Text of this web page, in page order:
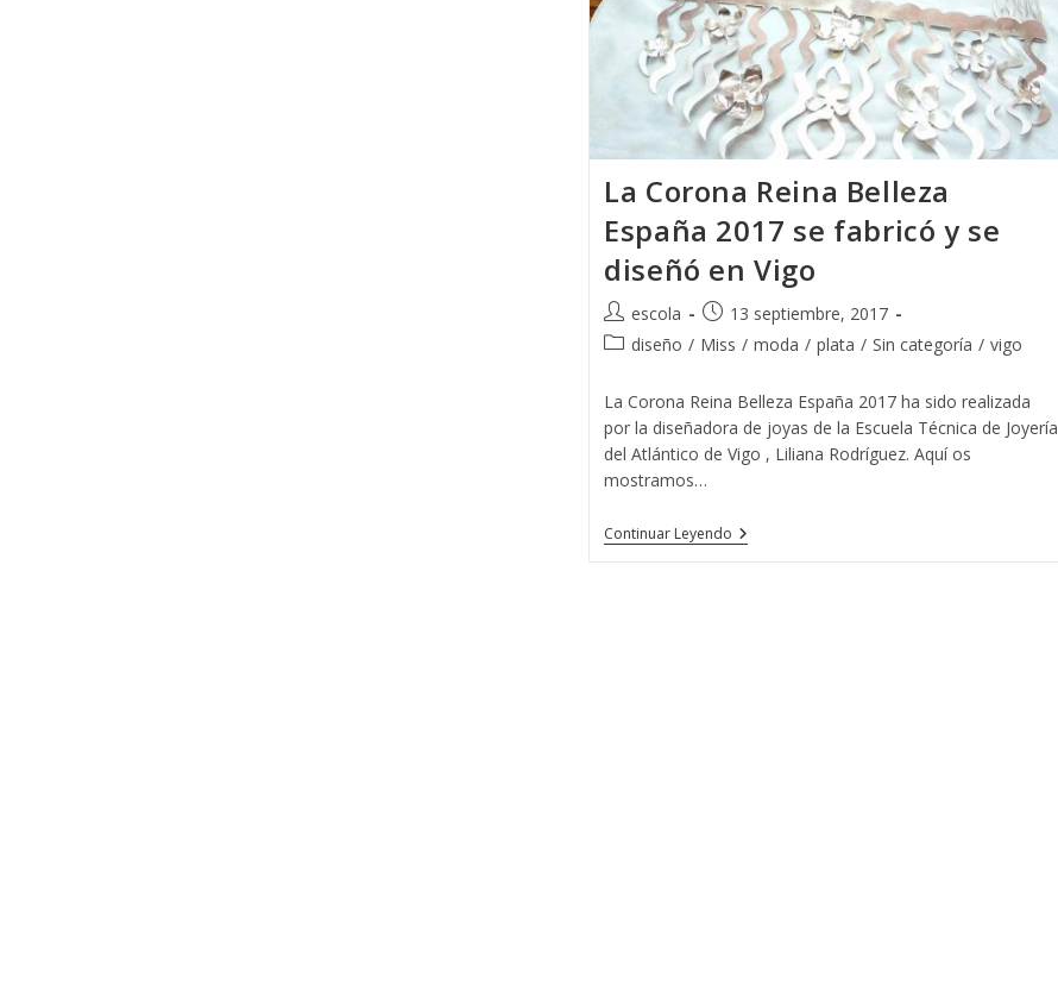
La Corona Reina Belleza
España 2017 se fabricó y se
diseñó en Vigo
Autor
de
escola
Publicación
de
13 septiembre, 2017
Categoría
la
entrada:
diseño / Miss / moda / plata / Sin categoría / vigo
La Corona Reina Belleza España 2017 ha sido realizada
por la diseñadora de joyas de la Escuela Técnica de Joyería
del Atlántico de Vigo , Liliana Rodríguez. Aquí os
mostramos…
Continuar Leyendo La
Corona